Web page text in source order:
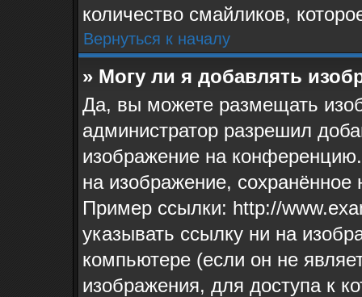
количество смайликов,
Вернуться к началу
» Могу ли я добавлять
Да, вы можете размещать
администратор разрешил
изображение на
на изображение,
Пример ссылки: http://
указывать ссылку ни на
компьютере (если он не
изображения, для доступа к